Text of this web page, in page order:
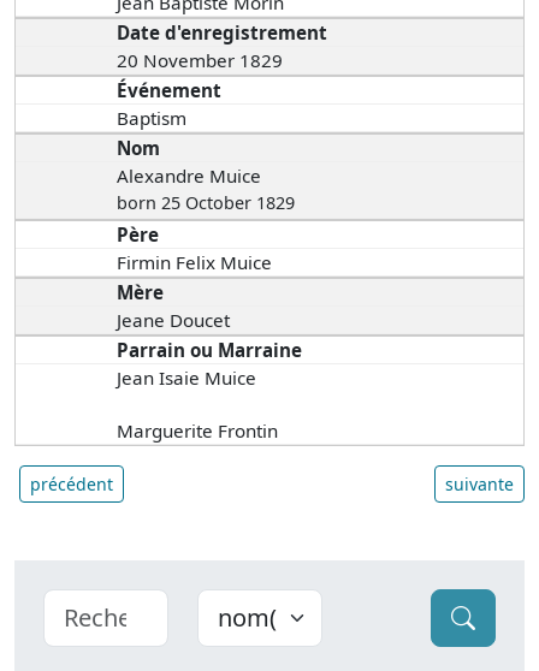
Date d'enregistrement
20 November 1829
Événement
Baptism
Nom
Alexandre Muice
born 25 October 1829
Père
Firmin Felix Muice
Mère
Jeane Doucet
Parrain ou Marraine
Jean Isaie Muice
Marguerite Frontin
précédent suivante